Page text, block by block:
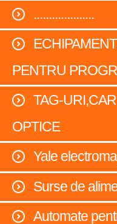
....................
PENTRU
TAG-
OPTICE
Yale
Surse de
Automate